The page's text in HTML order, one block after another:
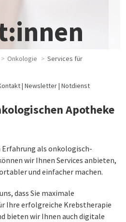
Onkologie
Services für
Newsletter Notdienst
Apotheke
Erfahrung als onkologisch-
wir Ihnen Services anbieten,
und einfacher machen.
dass Sie maximale
Ihre erfolgreiche Krebstherapie
bieten wir Ihnen auch digitale